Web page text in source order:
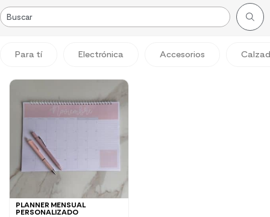
Para tí Electrónica Accesorios
PLANNER MENSUAL
PERSONALIZADO